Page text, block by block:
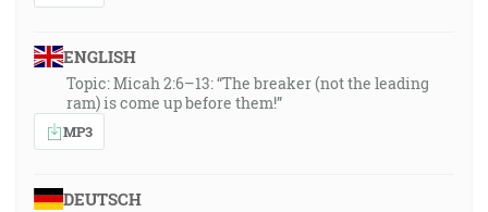
ENGLISH
Topic: Micah 2:6–13: “The breaker (not the leading
ram) is come up before them!”
MP3
DEUTSCH